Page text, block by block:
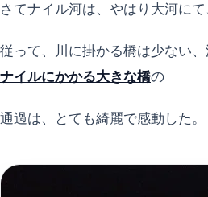
さてナイル河は、やはり大河にて
従って、川に掛かる橋は少ない、
ナイルにかかる大きな橋の
通過は、とても綺麗で感動した。